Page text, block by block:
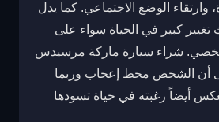
وارتقاء الوضع الاجتماعي. كما يدل
كبير في الحياة سواء على
شراء سيارة ماركة مرسيدس
أن الشخص محط إعجاب وربما
أيضاً رغبته في حياة تسودها